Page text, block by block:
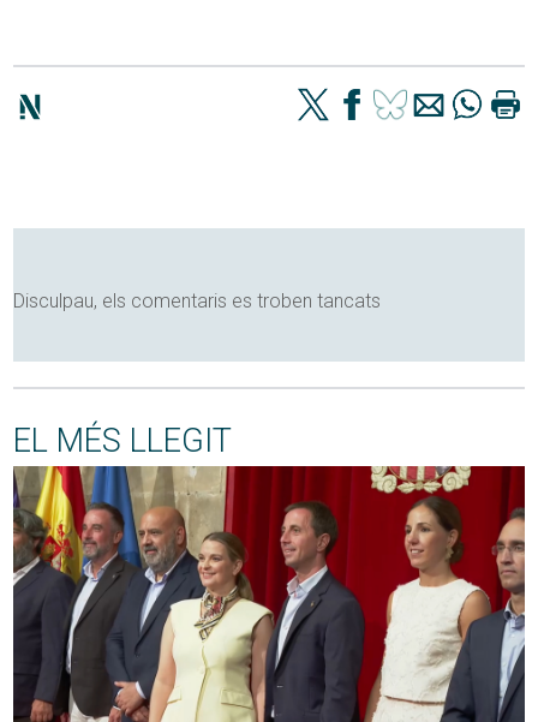
Disculpau, els comentaris es troben tancats
EL MÉS LLEGIT